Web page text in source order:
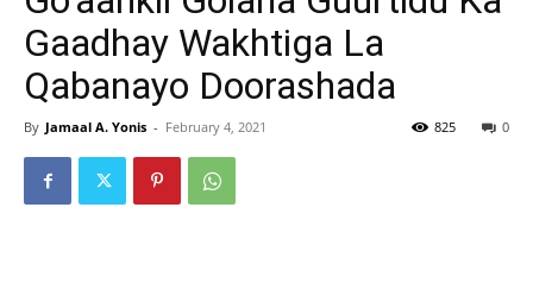
Gaadhay Wakhtiga La
Qabanayo Doorashada
By Jamaal A. Yonis - February 4, 2021 0
825